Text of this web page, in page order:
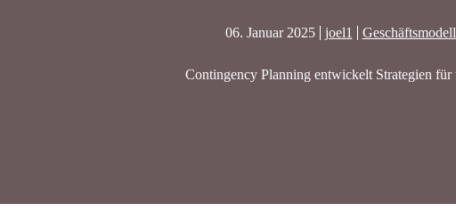
06. Januar 2025 joel1
Contingency Planning entwickelt Strategien für